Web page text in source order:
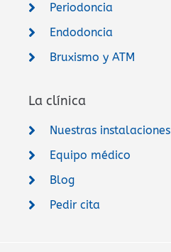
Periodoncia
Endodoncia
Bruxismo y ATM
La clínica
Nuestras instalaciones
Equipo médico
Blog
Pedir cita